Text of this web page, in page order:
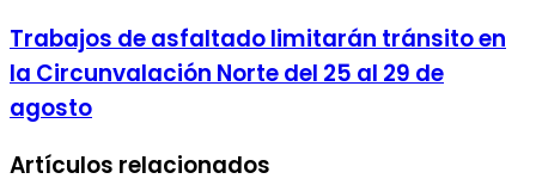
Trabajos de asfaltado limitarán tránsito en
la Circunvalación Norte del 25 al 29 de
agosto
Artículos relacionados